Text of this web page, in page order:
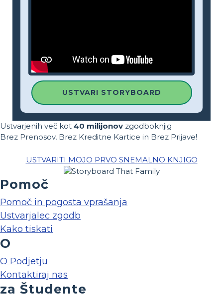
USTVARI STORYBOARD
Ustvarjenih več kot 40 milijonov zgodboknjig
Brez Prenosov, Brez Kreditne Kartice in Brez Prijave!
USTVARITI MOJO PRVO SNEMALNO KNJIGO
Pomoč
Pomoč in pogosta vprašanja
Ustvarjalec zgodb
Kako tiskati
O
O Podjetju
Kontaktiraj nas
za Študente